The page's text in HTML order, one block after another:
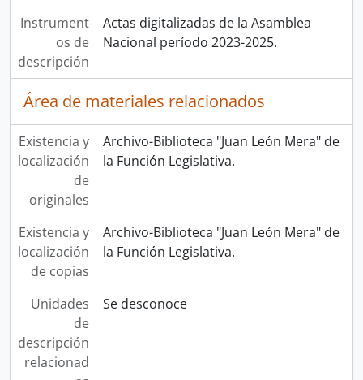
Instrument
os de
descripción
Actas digitalizadas de la Asamblea
Nacional período 2023-2025.
Área de materiales relacionados
Existencia y
localización
de
originales
Archivo-Biblioteca "Juan León Mera" de
la Función Legislativa.
Existencia y
localización
de copias
Archivo-Biblioteca "Juan León Mera" de
la Función Legislativa.
Unidades
de
descripción
relacionad
Se desconoce